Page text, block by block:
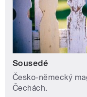
Sousedé
Česko-německý
Čechách.